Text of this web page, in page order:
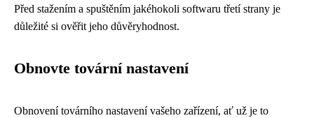
Před stažením a spuštěním jakéhokoli softwaru třetí strany je
důležité si ověřit jeho důvěryhodnost.
Obnovte tovární nastavení
Obnovení továrního nastavení vašeho zařízení, ať už je to